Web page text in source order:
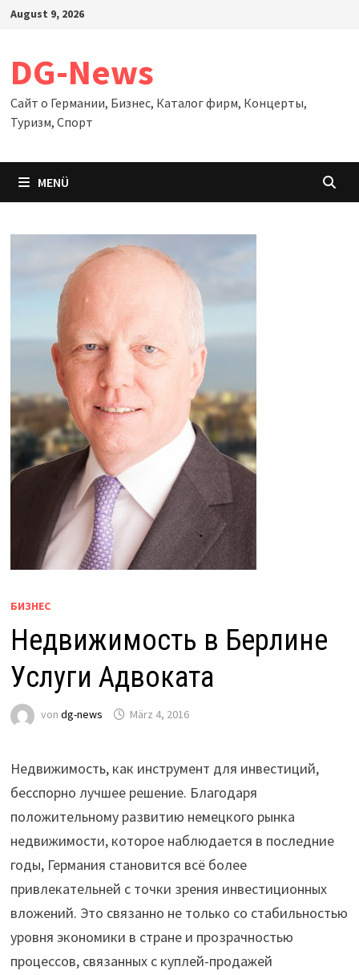
Zum
August 9, 2026
DG-News
Сайт о Германии, Бизнес, Каталог фирм, Концерты,
Туризм, Спорт
MENÜ
БИЗНЕС
Недвижимость в Берлине
Услуги Адвоката
von dg-news März 4, 2016
Недвижимость, как инструмент для инвестиций,
бесспорно лучшее решение. Благодаря
положительному развитию немецкого рынка
недвижимости, которое наблюдается в последние
годы, Германия становится всё более
привлекательней с точки зрения инвестиционных
вложений. Это связанно не только со стабильностью
уровня экономики в стране и прозрачностью
процессов, связанных с куплей-продажей